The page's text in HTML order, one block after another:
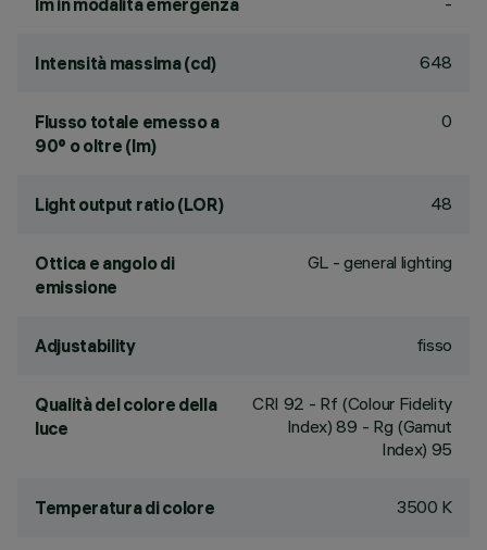
lm in modalità emergenza
Intensità massima (cd) 648
Flusso totale emesso a
90° o oltre (lm)
0
Light output ratio (LOR) 48
Ottica e angolo di
emissione
GL - general lighting
Adjustability fisso
Qualità del colore della
luce
CRI 92 - Rf (Colour Fidelity
Index) 89 - Rg (Gamut
Index) 95
Temperatura di colore 3500 K